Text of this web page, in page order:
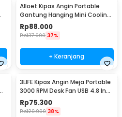
Alloet Kipas Angin Portable
Gantung Hanging Mini Cooling
Fan 1800mAh - DQ203
Rp88.000
Rp137.900 37%
+ Keranjang
3LIFE Kipas Angin Meja Portable
3000 RPM Desk Fan USB 4.8 Inch
5W - 312
Rp75.300
Rp120.900 38%